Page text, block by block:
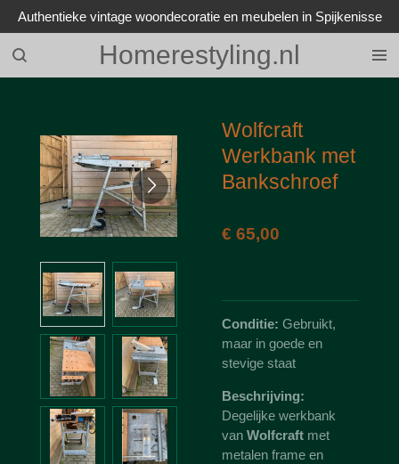
Ga
direct
naar
de
Homerestyling.nl
Authentieke vintage woondecoratie en meubelen in Spijkenisse
Wolfcraft
Werkbank met
Bankschroef
€ 65,00
Conditie: Gebruikt,
maar in goede en
stevige staat
Beschrijving:
Degelijke werkbank
van Wolfcraft met
metalen frame en